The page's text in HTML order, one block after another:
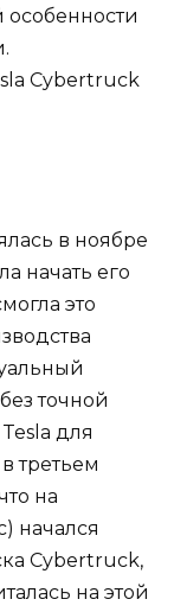
особенности
Cybertruck
в ноябре
начать его
это
точной
для
третьем
на
начался
Cybertruck,
на этой